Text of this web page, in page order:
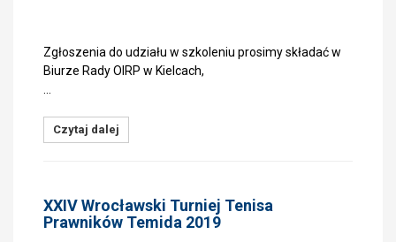
Zgłoszenia do udziału w szkoleniu prosimy składać w
Biurze Rady OIRP w Kielcach,
Czytaj dalej
XXIV Wrocławski Turniej Tenisa
Prawników Temida 2019